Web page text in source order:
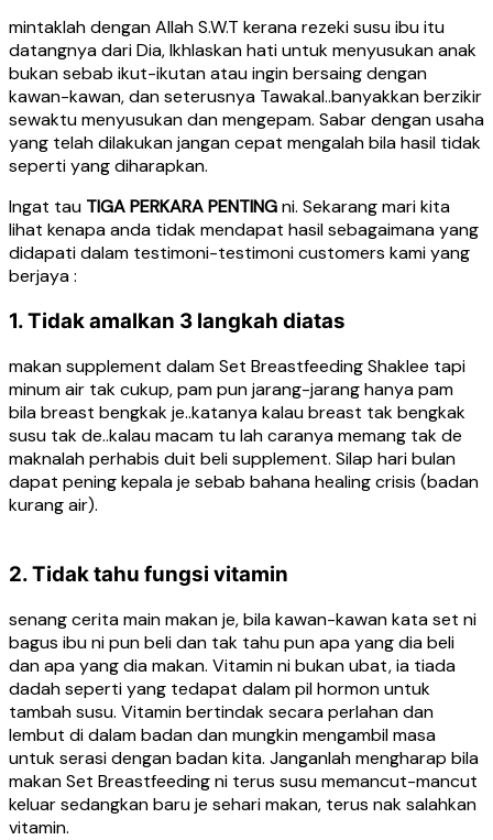
mintaklah dengan Allah S.W.T kerana rezeki susu ibu itu
datangnya dari Dia, Ikhlaskan hati untuk menyusukan anak
bukan sebab ikut-ikutan atau ingin bersaing dengan
kawan-kawan, dan seterusnya Tawakal..banyakkan berzikir
sewaktu menyusukan dan mengepam. Sabar dengan usaha
yang telah dilakukan jangan cepat mengalah bila hasil tidak
seperti yang diharapkan.
Ingat tau TIGA PERKARA PENTINGni. Sekarang mari kita
lihat kenapa anda tidak mendapat hasil sebagaimana yang
didapati dalam testimoni-testimoni customers kami yang
berjaya :
1. Tidak amalkan 3 langkah diatas
makan supplement dalam Set Breastfeeding Shaklee tapi
minum air tak cukup, pam pun jarang-jarang hanya pam
bila breast bengkak je..katanya kalau breast tak bengkak
susu tak de..kalau macam tu lah caranya memang tak de
maknalah perhabis duit beli supplement. Silap hari bulan
dapat pening kepala je sebab bahana healing crisis (badan
kurang air).
2. Tidak tahu fungsi vitamin
senang cerita main makan je, bila kawan-kawan kata set ni
bagus ibu ni pun beli dan tak tahu pun apa yang dia beli
dan apa yang dia makan. Vitamin ni bukan ubat, ia tiada
dadah seperti yang tedapat dalam pil hormon untuk
tambah susu. Vitamin bertindak secara perlahan dan
lembut di dalam badan dan mungkin mengambil masa
untuk serasi dengan badan kita. Janganlah mengharap bila
makan Set Breastfeeding ni terus susu memancut-mancut
keluar sedangkan baru je sehari makan, terus nak salahkan
vitamin.